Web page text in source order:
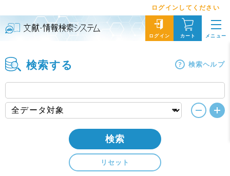
ログインしてください
ログイン カート メニュー
検索する 検索ヘルプ
検索
リセット